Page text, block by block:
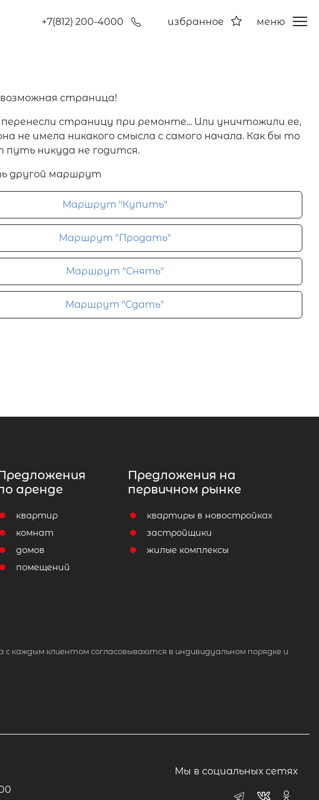
+7(812) 200-4000 избранное меню
страница!
страницу при ремонте... Или уничтожили ее,
не имела никакого смысла с самого начала. Как бы то
путь никуда не годится.
другой маршрут
Маршрут "Купить"
Маршрут "Продать"
Маршрут "Снять"
Маршрут "Сдать"
аренде
квартир
комнат
домов
помещений
Предложения на
первичном рынке
квартиры в новостройках
застройщики
жилые комплексы
каждым клиентом согласовываются в индивидуальном порядке и
Мы в социальных сетях